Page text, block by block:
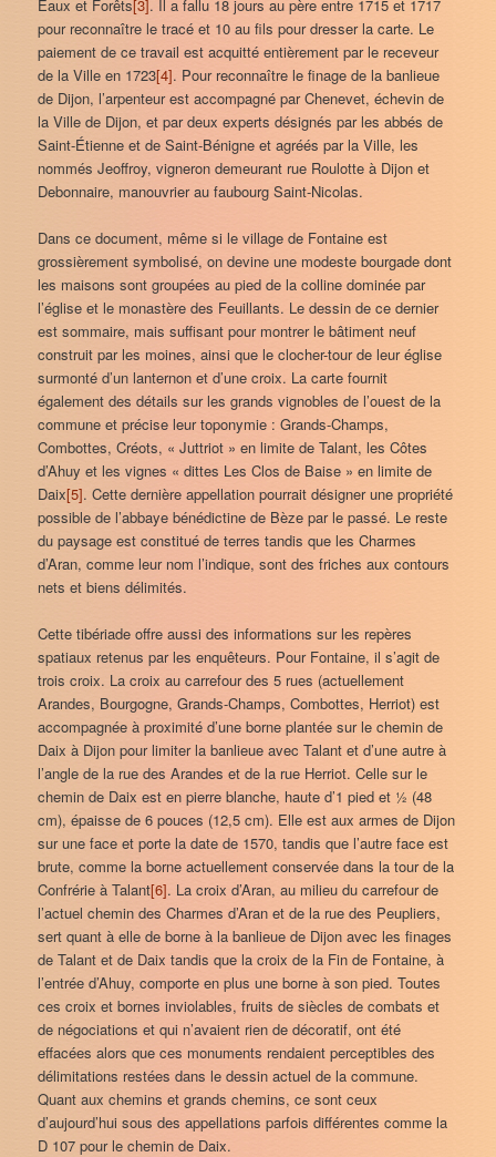
Eaux et Forêts[3]. Il a fallu 18 jours au père entre 1715 et 1717
pour reconnaître le tracé et 10 au fils pour dresser la carte. Le
paiement de ce travail est acquitté entièrement par le receveur
de la Ville en 1723[4]. Pour reconnaître le finage de la banlieue
de Dijon, l’arpenteur est accompagné par Chenevet, échevin de
la Ville de Dijon, et par deux experts désignés par les abbés de
Saint-Étienne et de Saint-Bénigne et agréés par la Ville, les
nommés Jeoffroy, vigneron demeurant rue Roulotte à Dijon et
Debonnaire, manouvrier au faubourg Saint-Nicolas.
Dans ce document, même si le village de Fontaine est
grossièrement symbolisé, on devine une modeste bourgade dont
les maisons sont groupées au pied de la colline dominée par
l’église et le monastère des Feuillants. Le dessin de ce dernier
est sommaire, mais suffisant pour montrer le bâtiment neuf
construit par les moines, ainsi que le clocher-tour de leur église
surmonté d’un lanternon et d’une croix. La carte fournit
également des détails sur les grands vignobles de l’ouest de la
commune et précise leur toponymie : Grands-Champs,
Combottes, Créots, « Juttriot » en limite de Talant, les Côtes
d’Ahuy et les vignes « dittes Les Clos de Baise » en limite de
Daix[5]. Cette dernière appellation pourrait désigner une propriété
possible de l’abbaye bénédictine de Bèze par le passé. Le reste
du paysage est constitué de terres tandis que les Charmes
d’Aran, comme leur nom l’indique, sont des friches aux contours
nets et biens délimités.
Cette tibériade offre aussi des informations sur les repères
spatiaux retenus par les enquêteurs. Pour Fontaine, il s’agit de
trois croix. La croix au carrefour des 5 rues (actuellement
Arandes, Bourgogne, Grands-Champs, Combottes, Herriot) est
accompagnée à proximité d’une borne plantée sur le chemin de
Daix à Dijon pour limiter la banlieue avec Talant et d’une autre à
l’angle de la rue des Arandes et de la rue Herriot. Celle sur le
chemin de Daix est en pierre blanche, haute d’1 pied et ½ (48
cm), épaisse de 6 pouces (12,5 cm). Elle est aux armes de Dijon
sur une face et porte la date de 1570, tandis que l’autre face est
brute, comme la borne actuellement conservée dans la tour de la
Confrérie à Talant[6]. La croix d’Aran, au milieu du carrefour de
l’actuel chemin des Charmes d’Aran et de la rue des Peupliers,
sert quant à elle de borne à la banlieue de Dijon avec les finages
de Talant et de Daix tandis que la croix de la Fin de Fontaine, à
l’entrée d’Ahuy, comporte en plus une borne à son pied. Toutes
ces croix et bornes inviolables, fruits de siècles de combats et
de négociations et qui n’avaient rien de décoratif, ont été
effacées alors que ces monuments rendaient perceptibles des
délimitations restées dans le dessin actuel de la commune.
Quant aux chemins et grands chemins, ce sont ceux
d’aujourd’hui sous des appellations parfois différentes comme la
D 107 pour le chemin de Daix.